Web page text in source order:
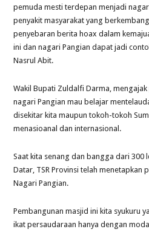
pemuda mesti terdepan menjadi
penyakit masyarakat yang
penyebaran berita hoax dalam
ini dan nagari Pangian dapat jadi
Nasrul Abit.
Wakil Bupati Zuldalfi Darma,
nagari Pangian mau belajar
disekitar kita maupun tokoh-tokoh
menasioanal dan internasional.
Saat kita senang dan bangga dari 300
Datar, TSR Provinsi telah menetapkan
Nagari Pangian.
Pembangunan masjid ini kita syukuru
ikat persaudaraan hanya dengan